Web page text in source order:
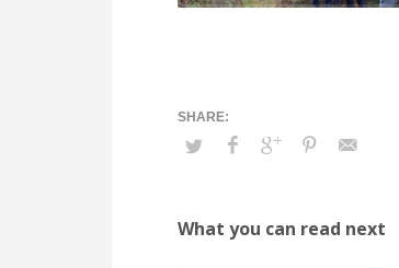
What you can read next